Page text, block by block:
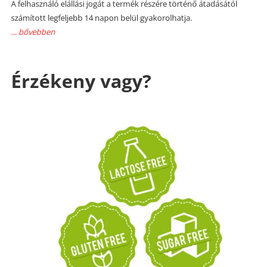
A felhasználó elállási jogát a termék részére történő átadásától
számított legfeljebb 14 napon belül gyakorolhatja.
... bővebben
Érzékeny vagy?